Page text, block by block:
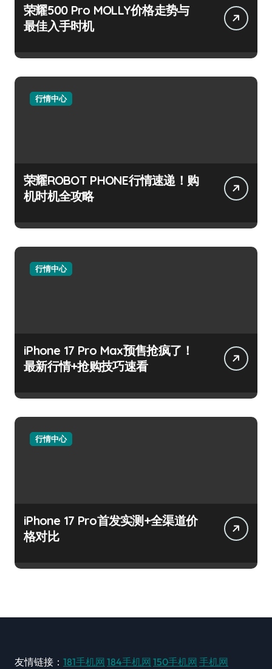
荣耀500 Pro MOLLY价格走势与
最佳入手时机
行情中心
荣耀ROBOT PHONE行情速递！购
机时机全攻略
行情中心
iPhone 17 Pro Max预售抢疯了！
最新行情+抢购技巧速看
行情中心
iPhone 17 Pro首发实测+全渠道价
格对比
友情链接： 181手机网 184手机网 150手机网 手机网